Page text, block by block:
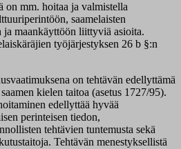
on mm. hoitaa ja valmistella
saamelaisten
ja maankäyttöön liittyviä asioita.
työjärjestyksen 26 b §:n
on tehtävän edellyttämä
kielen taitoa (asetus 1727/95).
edellyttää hyvää
perinteisen tiedon,
tehtävien tuntemusta sekä
Tehtävän menestyksellistä